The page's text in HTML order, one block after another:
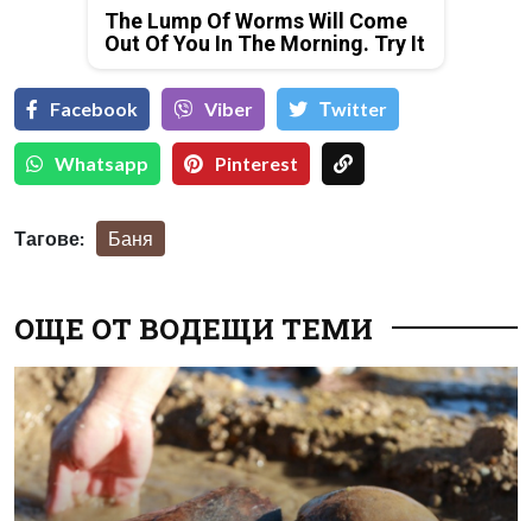
The Lump Of Worms Will Come
Out Of You In The Morning. Try It
Facebook Viber Тwitter
Whatsapp Pinterest
Тагове: Баня
ОЩЕ ОТ ВОДЕЩИ ТЕМИ